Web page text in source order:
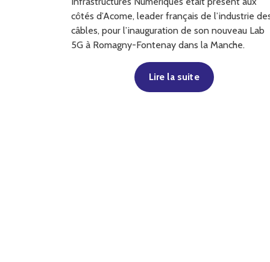
côtés d’Acome, leader français de l’industrie
câbles, pour l’inauguration de son nouveau Lab
5G à Romagny-Fontenay dans la Manche.
Lire la suite